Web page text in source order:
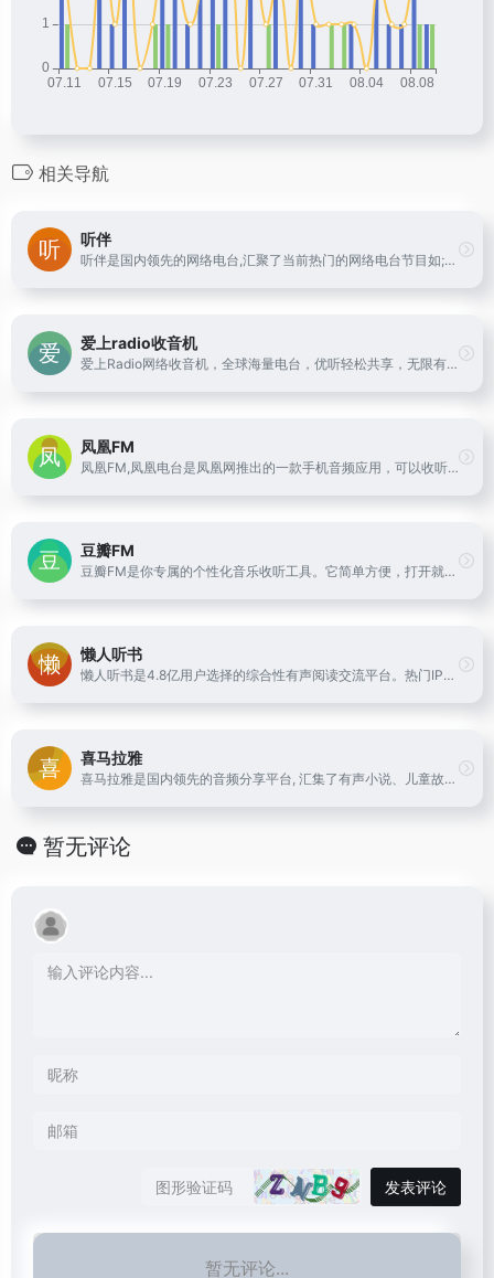
相关导航
听伴
听伴是国内领先的网络电台,汇聚了当前热门的网络电台节目如;音乐,相声,评书,脱口秀,鬼故事,广播剧等高质量音频节目。移动互联网的个性化手机电台,热门音频节目在线收听首选！
爱上radio收音机
爱上Radio网络收音机，全球海量电台，优听轻松共享，无限有声读物，每天快乐相伴。整合了国内外众多电台频道和有声读物，致力于广播行业的文化推广和精神传播。我们让乡音在异国他乡的同胞心里不再是一枚邮票，我们也会带你到遥远的国度体会别样风情。
凤凰FM
凤凰FM,凤凰电台是凤凰网推出的一款手机音频应用，可以收听凤凰卫视中文台和资讯台的多档名牌节目。
豆瓣FM
豆瓣FM是你专属的个性化音乐收听工具。它简单方便，打开就能收听。在收听过程中，你可以用“红心”、“垃圾桶”或者“跳过” 告诉豆瓣FM你的喜好。豆瓣FM将根据你的操作和反馈，从海量曲库中自动发现并播出符合你音乐口味的歌曲。
懒人听书
懒人听书是4.8亿用户选择的综合性有声阅读交流平台。热门IP入驻，知名主播云集，原创小说、经典文学、海量精品栏目共筑有声阅读生态圈，解放双眼，畅听世界
喜马拉雅
喜马拉雅是国内领先的音频分享平台, 汇集了有声小说、儿童故事、相声评书、京剧戏曲、新闻段子、广播电台等数亿条免费声音内容, 听书、听小说、听故事、听儿歌、听音乐, 为您找到每一天的精神食粮！
暂无评论
发表评论
暂无评论...